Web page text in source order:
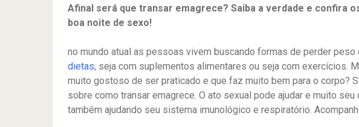
Afinal será que transar emagrece? Saiba a verdade e confira
boa noite de sexo!
no mundo atual as pessoas vivem buscando formas de perder
dietas, seja com suplementos alimentares ou seja com exercícios.
muito gostoso de ser praticado e que faz muito bem para o corpo?
sobre como transar emagrece. O ato sexual pode ajudar e muito
também ajudando seu sistema imunológico e respiratório.